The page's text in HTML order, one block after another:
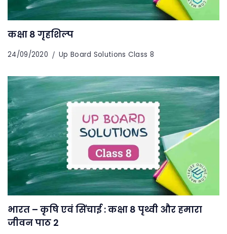
कक्षा 8 गृहशिल्प
24/09/2020 Up Board Solutions Class 8
भारत – कृषि एवं सिंचाई : कक्षा 8 पृथ्वी और हमारा
जीवन पाठ 2